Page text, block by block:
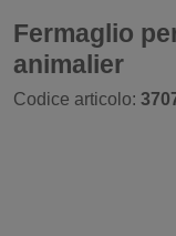
Fermaglio
animalier
Codice articolo: